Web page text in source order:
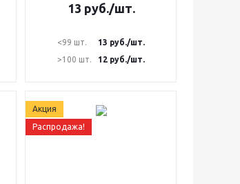
13 руб./шт.
<99 шт. 13 руб./шт.
>100 шт.
12 руб./шт.
Акция
Распродажа!